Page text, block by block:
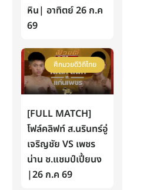
หิน| อาทิตย์ 26 ก.ค
69
ศึกมวยดีวิถีไทย
[FULL MATCH]
โฟล์คลิฟท์ ส.นรินทร์อู่
เจริญชัย VS เพชร
น่าน ช.แชมป์เปี้ยนง
|26 ก.ค 69